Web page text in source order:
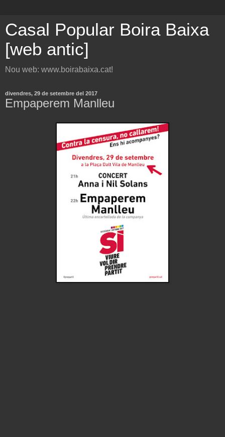
Casal Popular Boira Baixa
[web antic]
Nou web: www.boirabaixa.cat!
divendres, 29 de setembre del 2017
Empaperem Manlleu